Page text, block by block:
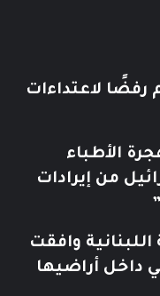
لاعتداءات
الأطباء
من إيرادات
وافقت
داخل أراضيها